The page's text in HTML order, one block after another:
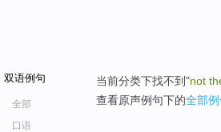
双语例句
全部
口语
当前分类下找不到"not
查看原声例句下的全部例